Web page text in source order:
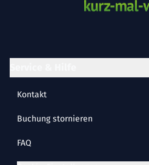
Kontakt
Buchung stornieren
FAQ